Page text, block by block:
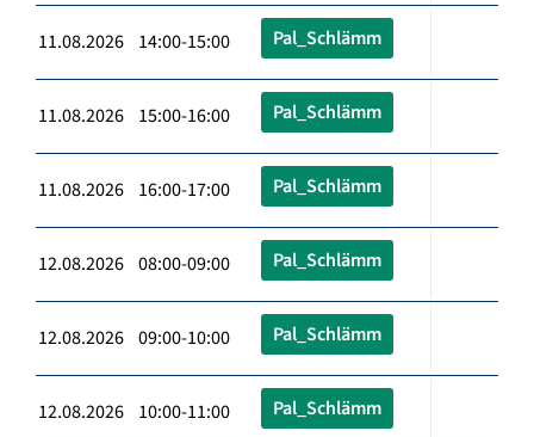
11.08.2026 14:00-15:00 Pal_Schlämm
11.08.2026 15:00-16:00 Pal_Schlämm
11.08.2026 16:00-17:00 Pal_Schlämm
12.08.2026 08:00-09:00 Pal_Schlämm
12.08.2026 09:00-10:00 Pal_Schlämm
12.08.2026 10:00-11:00 Pal_Schlämm